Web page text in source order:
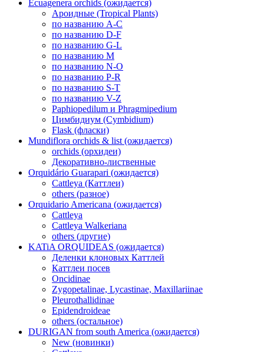
Ecuagenera orchids (ожидается)
Ароидные (Tropical Plants)
по названию A-C
по названию D-F
по названию G-L
по названию M
по названию N-O
по названию P-R
по названию S-T
по названию V-Z
Paphiopedilum и Phragmipedium
Цимбидиум (Cymbidium)
Flask (фласки)
Mundiflora orchids & list (ожидается)
orchids (орхидеи)
Декоративно-лиственные
Orquidário Guarapari (ожидается)
Cattleya (Каттлеи)
others (разное)
Orquidario Americana (ожидается)
Cattleya
Cattleya Walkeriana
others (другие)
KATiA ORQUIDEAS (ожидается)
Деленки клоновых Каттлей
Каттлеи посев
Oncidinae
Zygopetalinae, Lycastinae, Maxillariinae
Pleurothallidinae
Epidendroideae
others (остальное)
DURIGAN from south America (ожидается)
New (новинки)